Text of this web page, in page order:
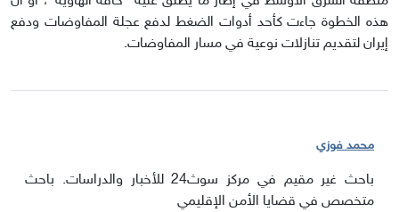
هذه الخطوة جاءت كأحد أدوات الضغط لدفع عجلة المفاوضات ودفع
إيران لتقديم تنازلات نوعية في مسار المفاوضات.
محمد فوزي
باحث غير مقيم في مركز سوث24 للأخبار والدراسات. باحث
متخصص في قضايا الأمن الإقليمي